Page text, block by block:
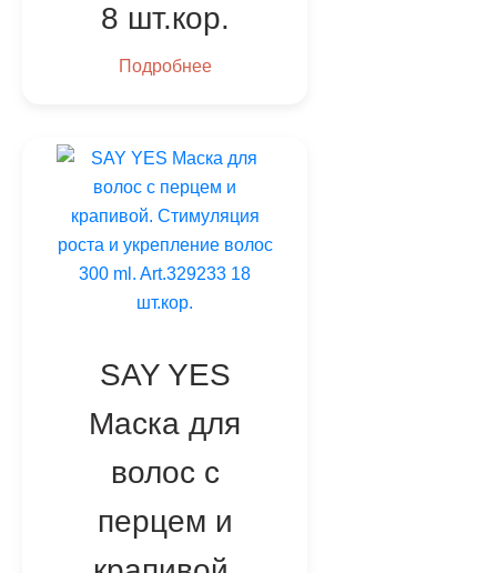
8 шт.кор.
Подробнее
SAY YES
Маска для
волос с
перцем и